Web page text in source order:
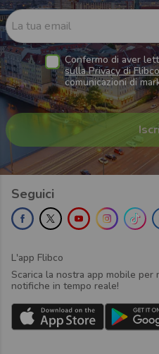
La tua email
Confermo di aver
sulla Privacy di Flibco
comunicazioni di
Seguici
L'app Flibco
Scarica la nostra app mobile
notifiche in tempo reale!